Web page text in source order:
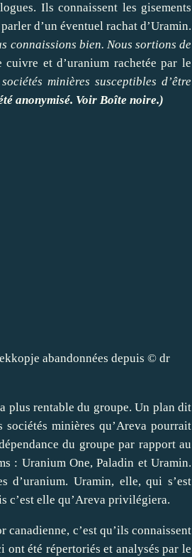
Ils connaissent les gisements
d’un éventuel rachat d’Uramin.
connaissions bien. Nous sortions de
et d’uranium rachetée par le
minières susceptibles d’être
anonymisé. Voir Boîte noire.)
abandonnées depuis © dr
plus rentable du groupe. Un plan dit
minières qu’Areva pourrait
du groupe par rapport au
: Uranium One, Paladin et Uramin.
d’uranium. Uramin, elle, qui s’est
c’est elle qu’Areva privilégiera.
c’est qu’ils connaissent
été répertoriés et analysés par le